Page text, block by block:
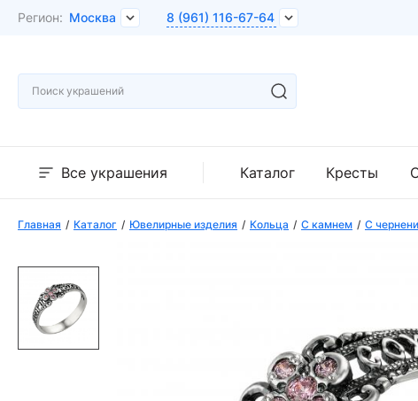
Регион: Москва 8 (961) 116-67-64
Все украшения Каталог Кресты
Главная Каталог Ювелирные изделия Кольца С камнем С